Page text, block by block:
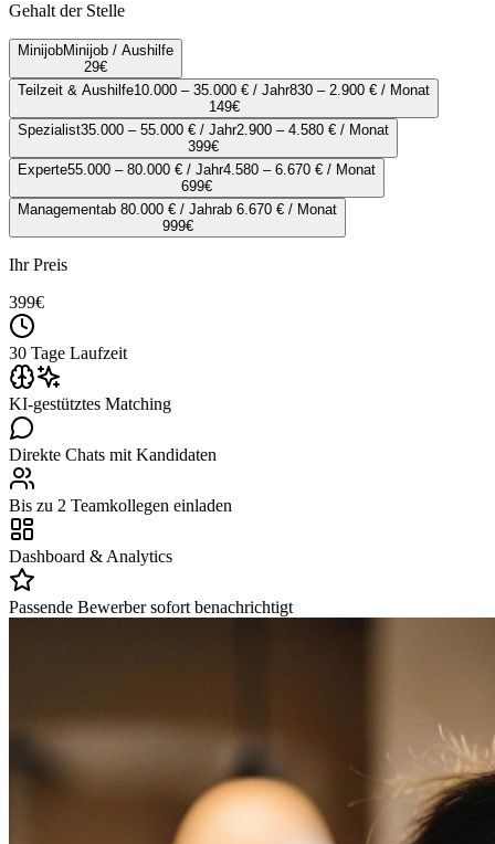
Gehalt der Stelle
MinijobMinijob / Aushilfe
29€
Teilzeit & Aushilfe10.000 – 35.000 € / Jahr830 – 2.900 € / Monat
149€
Spezialist35.000 – 55.000 € / Jahr2.900 – 4.580 € / Monat
399€
Experte55.000 – 80.000 € / Jahr4.580 – 6.670 € / Monat
699€
Managementab 80.000 € / Jahrab 6.670 € / Monat
999€
Ihr Preis
399€
30 Tage Laufzeit
KI-gestütztes Matching
Direkte Chats mit Kandidaten
Bis zu 2 Teamkollegen einladen
Dashboard & Analytics
Passende Bewerber sofort benachrichtigt